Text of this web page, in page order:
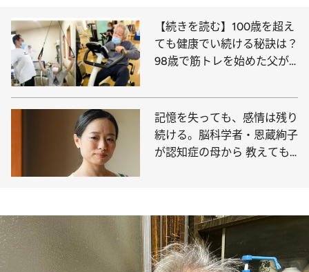
【続きを読む】100歳を超え
ても健康でい続ける秘訣は？
98歳で筋トレを始めた父が
記憶を失っても、感情は残り
続ける。脳科学者・恩蔵絢子
が認知症の母から 教えても